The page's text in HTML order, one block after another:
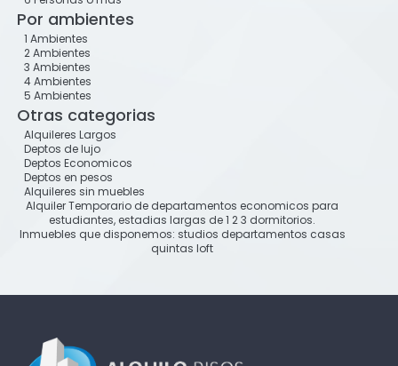
Por ambientes
1 Ambientes
2 Ambientes
3 Ambientes
4 Ambientes
5 Ambientes
Otras categorias
Alquileres Largos
Deptos de lujo
Deptos Economicos
Deptos en pesos
Alquileres sin muebles
Alquiler Temporario de departamentos economicos para
estudiantes, estadias largas de 1 2 3 dormitorios.
Inmuebles que disponemos: studios departamentos casas
quintas loft